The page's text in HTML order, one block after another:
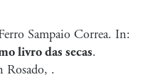
Sampaio Correa. In:
livro das secas.
Rosado, .